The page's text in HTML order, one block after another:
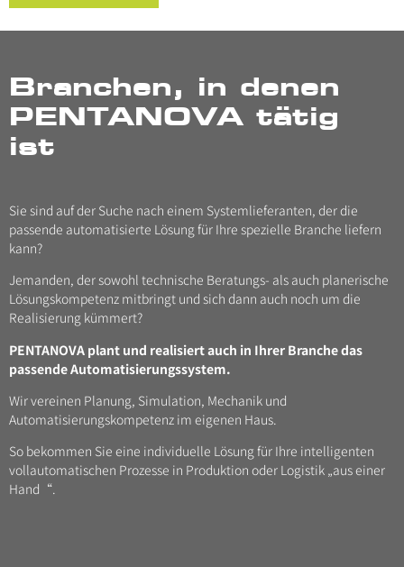
Branchen, in denen
PENTANOVA tätig
ist
Sie sind auf der Suche nach einem Systemlieferanten, der die
passende automatisierte Lösung für Ihre spezielle Branche liefern
kann?
Jemanden, der sowohl technische Beratungs- als auch planerische
Lösungskompetenz mitbringt und sich dann auch noch um die
Realisierung kümmert?
PENTANOVA plant und realisiert auch in Ihrer Branche das
passende Automatisierungssystem.
Wir vereinen Planung, Simulation, Mechanik und
Automatisierungskompetenz im eigenen Haus.
So bekommen Sie eine individuelle Lösung für Ihre intelligenten
vollautomatischen Prozesse in Produktion oder Logistik „aus einer
Hand“.